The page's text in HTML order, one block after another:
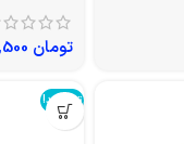
تومان
تمام شد!